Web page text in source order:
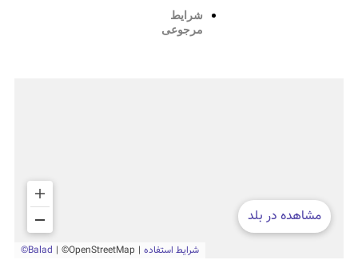
شرایط
مرجوعی